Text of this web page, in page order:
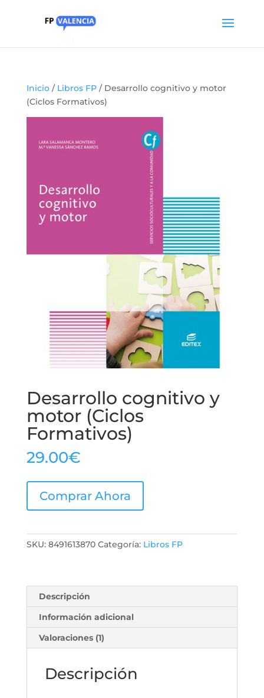
Inicio/ Libros FP/ Desarrollo cognitivo y motor
(Ciclos Formativos)
Desarrollo cognitivo y
motor (Ciclos
Formativos)
29.00€
Comprar Ahora
SKU: 8491613870 Categoría: Libros FP
Descripción
Información adicional
Valoraciones (1)
Descripción